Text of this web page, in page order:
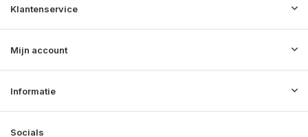
Klantenservice
Mijn account
Informatie
Socials